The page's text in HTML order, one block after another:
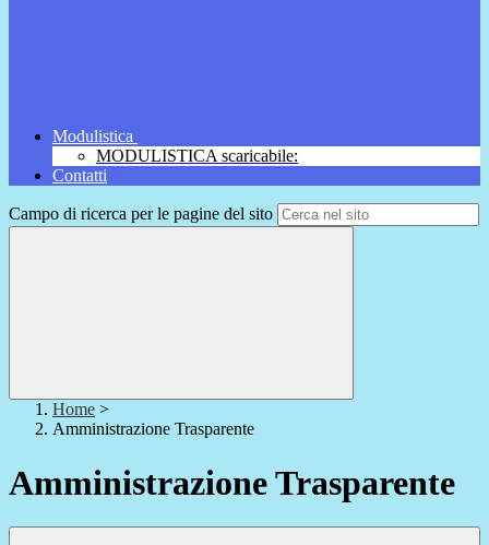
Modulistica
MODULISTICA scaricabile:
Contatti
Campo di ricerca per le pagine del sito
Home >
Amministrazione Trasparente
Amministrazione Trasparente